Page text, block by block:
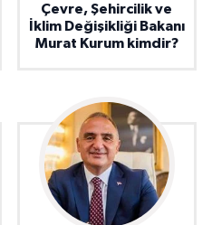
Çevre, Şehircilik ve
İklim Değişikliği Bakanı
Murat Kurum kimdir?